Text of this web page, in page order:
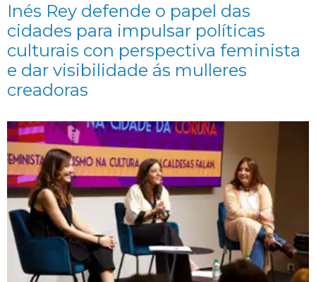
Inés Rey defende o papel das
cidades para impulsar políticas
culturais con perspectiva feminista
e dar visibilidade ás mulleres
creadoras